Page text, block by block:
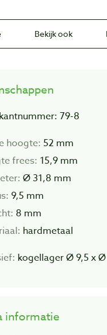
Bekijk ook
79-8
hoogte: 52 mm
frees: 15,9 mm
Ø 31,8 mm
9,5 mm
8 mm
hardmetaal
kogellager Ø 9,5 x
informatie